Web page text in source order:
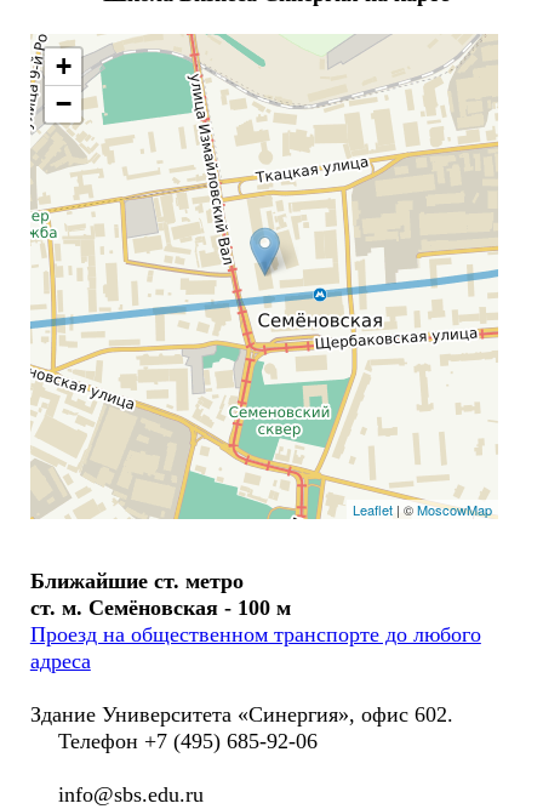
+
−
Leaflet| ©MoscowMap
Ближайшие ст. метро
ст. м. Семёновская - 100 м
Проезд на общественном транспорте до любого
адреса
Здание Университета «Синергия», офис 602.
Телефон +7 (495) 685-92-06
info@sbs.edu.ru